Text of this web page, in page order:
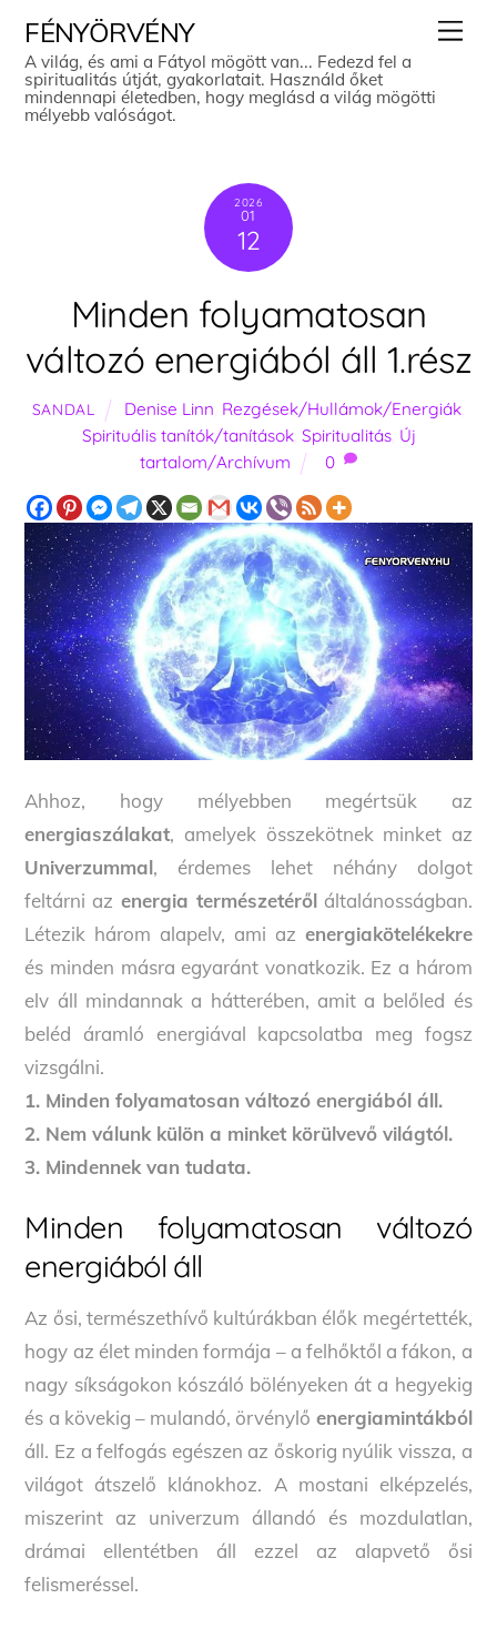
content
FÉNYÖRVÉNY
A világ, és ami a Fátyol mögött van... Fedezd fel a
spiritualitás útját, gyakorlatait. Használd őket
mindennapi életedben, hogy meglásd a világ mögötti
mélyebb valóságot.
2026
01
12
Minden folyamatosan
változó energiából áll 1.rész
SANDAL Denise Linn Rezgések/Hullámok/Energiák
Spirituális tanítók/tanítások, Spiritualitás, Új
tartalom/Archívum
0
Ahhoz, hogy mélyebben megértsük az
energiaszálakat, amelyek összekötnek minket az
Univerzummal, érdemes lehet néhány dolgot
feltárni az energia természetérőláltalánosságban.
Létezik három alapelv, ami az energiakötelékekre
és minden másra egyaránt vonatkozik. Ez a három
elv áll mindannak a hátterében, amit a belőled és
beléd áramló energiával kapcsolatba meg fogsz
vizsgálni.
1. Minden folyamatosan változó energiából áll.
2. Nem válunk külön a minket körülvevő világtól.
3. Mindennek van tudata.
Minden folyamatosan változó
energiából áll
Az ősi, természethívő kultúrákban élők megértették,
hogy az élet minden formája – a felhőktől a fákon, a
nagy síkságokon kószáló bölényeken át a hegyekig
és a kövekig – mulandó, örvénylő energiamintákból
áll. Ez a felfogás egészen az őskorig nyúlik vissza, a
világot átszelő klánokhoz. A mostani elképzelés,
miszerint az univerzum állandó és mozdulatlan,
drámai ellentétben áll ezzel az alapvető ősi
felismeréssel.